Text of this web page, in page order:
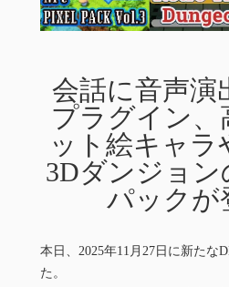
会話に音声演
プラグイン、
ット絵キャラ
3Dダンジョン
パックが
本日、2025年11月27日に新たな
た。